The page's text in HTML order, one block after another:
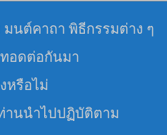
มนต์คาถา พิธีกรรมต่าง ๆ
อดต่อกันมา
หรือไม่
านนำไปปฏิบัติตาม